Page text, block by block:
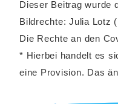
Dieser Beitrag wurde
Bildrechte: Julia Lotz
Die Rechte an den
* Hierbei handelt es
eine Provision. Das